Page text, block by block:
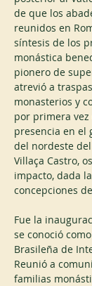
de que los
reunidos en
síntesis de los
monástica
pionero de
atrevió a
monasterios y
por primera vez
presencia en el
del nordeste
Villaça Castro,
impacto, dada
concepciones
Fue la
se conoció
Brasileña de
Reunió a
familias